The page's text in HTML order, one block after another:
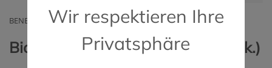
BENE PHARMA
Biobene Collagen Complex (28 Stk.)
Wir respektieren Ihre
Privatsphäre